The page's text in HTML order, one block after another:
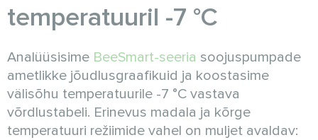
temperatuuril -7 °C
Analüüsisime BeeSmart-seeria soojuspumpade
ametlikke jõudlusgraafikuid ja koostasime
välisõhu temperatuurile -7 °C vastava
võrdlustabeli. Erinevus madala ja kõrge
temperatuuri režiimide vahel on muljet avaldav: